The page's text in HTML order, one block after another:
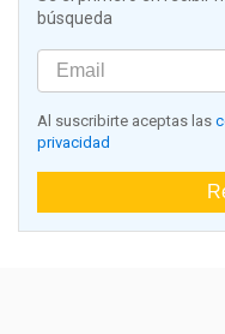
búsqueda
Al suscribirte aceptas las
privacidad